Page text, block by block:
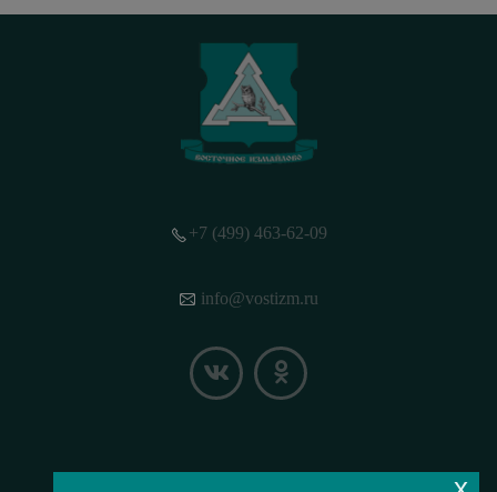
+7 (499) 463-62-09
info@vostizm.ru